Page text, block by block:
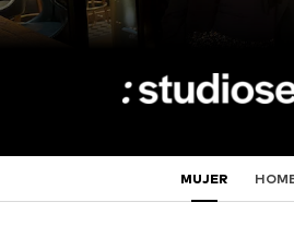
MUJER